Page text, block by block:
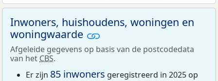
Inwoners, huishoudens, woningen en
woningwaarde
Afgeleide gegevens op basis van de postcodedata
van het CBS.
Er zijn 85 inwoners geregistreerd in 2025 op